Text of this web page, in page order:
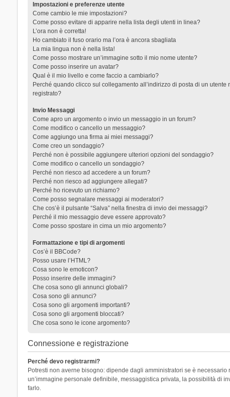
Impostazioni e preferenze utente
Come cambio le mie impostazioni?
Come posso evitare di apparire nella lista degli utenti in linea?
L’ora non è corretta!
Ho cambiato il fuso orario ma l’ora è ancora sbagliata
La mia lingua non è nella lista!
Come posso mostrare un’immagine sotto il mio nome utente?
Come posso inserire un avatar?
Qual è il mio livello e come faccio a cambiarlo?
Perché quando clicco sul collegamento all’indirizzo di posta di un utente
registrato?
Invio Messaggi
Come apro un argomento o invio un messaggio in un forum?
Come modifico o cancello un messaggio?
Come aggiungo una firma ai miei messaggi?
Come creo un sondaggio?
Perché non è possibile aggiungere ulteriori opzioni del sondaggio?
Come modifico o cancello un sondaggio?
Perché non riesco ad accedere a un forum?
Perché non riesco ad aggiungere allegati?
Perché ho ricevuto un richiamo?
Come posso segnalare messaggi ai moderatori?
Che cos’è il pulsante “Salva” nella finestra di invio dei messaggi?
Perché il mio messaggio deve essere approvato?
Come posso spostare in cima un mio argomento?
Formattazione e tipi di argomenti
Cos’è il BBCode?
Posso usare l’HTML?
Cosa sono le emoticon?
Posso inserire delle immagini?
Che cosa sono gli annunci globali?
Cosa sono gli annunci?
Cosa sono gli argomenti importanti?
Cosa sono gli argomenti bloccati?
Che cosa sono le icone argomento?
Connessione e registrazione
Perché devo registrarmi?
Potresti non averne bisogno: dipende dagli amministratori se è
un’immagine personale definibile, messaggistica privata, la possibilità di
farlo.